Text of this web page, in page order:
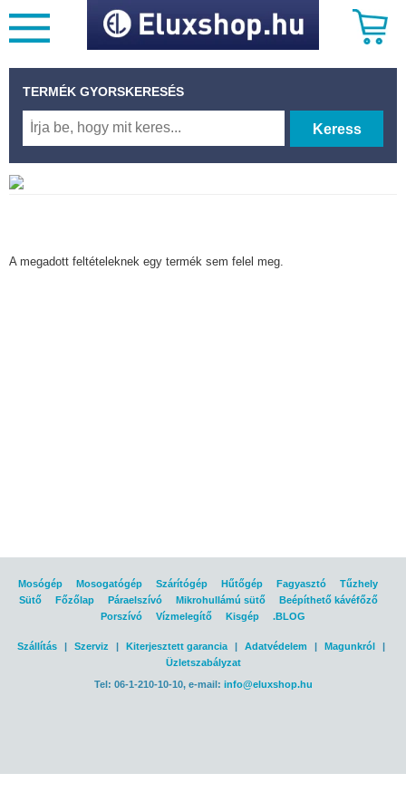
TERMÉK GYORSKERESÉS
Keress
A megadott feltételeknek egy termék sem felel meg.
Mosógép Mosogatógép Szárítógép Hűtőgép Fagyasztó
Tűzhely
Sütő
Főzőlap Páraelszívó Mikrohullámú sütő
Beépíthető kávéfőző
Porszívó
Vízmelegítő Kisgép .BLOG
Szállítás | Szerviz | Kiterjesztett garancia | Adatvédelem | Magunkról
|
Üzletszabályzat
Tel: 06-1-210-10-10, e-mail: info@eluxshop.hu